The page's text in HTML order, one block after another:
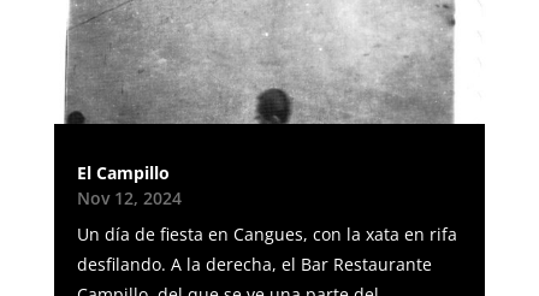
El Campillo
Nov 12, 2024
Un día de fiesta en Cangues, con la xata en rifa
desfilando. A la derecha, el Bar Restaurante